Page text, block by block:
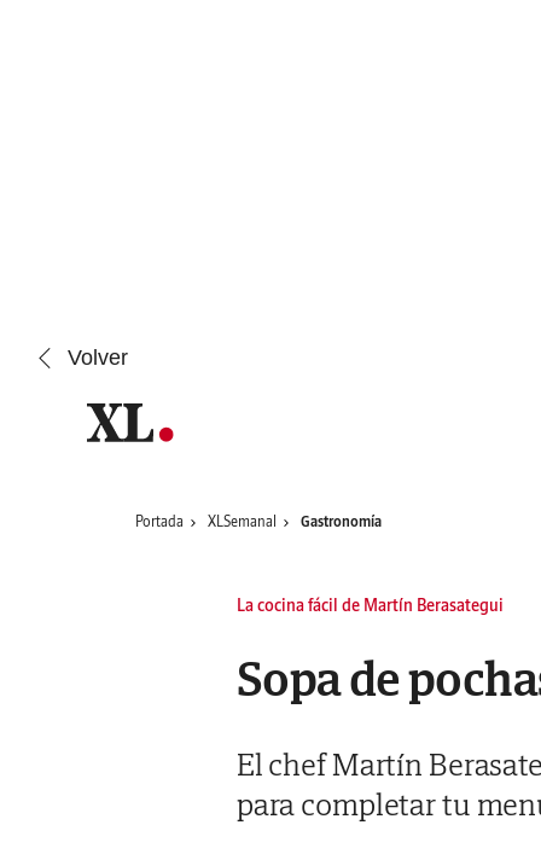
Volver
Portada XLSemanal Gastronomía
La cocina fácil de Martín Berasategui
Sopa de
El chef Martín
para completar tu